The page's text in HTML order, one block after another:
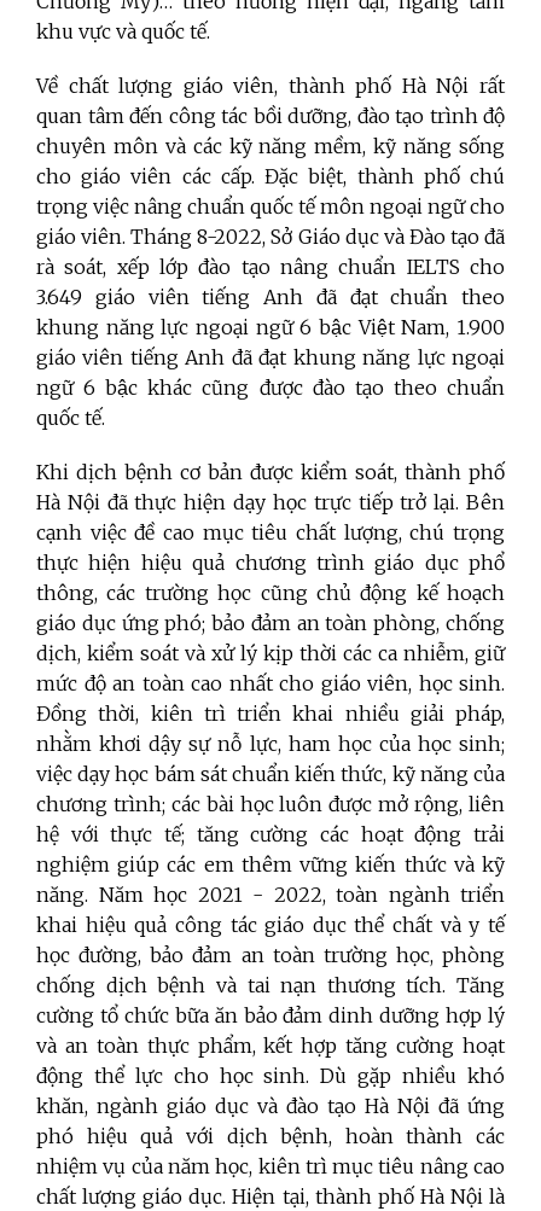
khu vực và quốc tế.
Về chất lượng giáo viên, thành phố Hà Nội rất
quan tâm đến công tác bồi dưỡng, đào tạo trình độ
chuyên môn và các kỹ năng mềm, kỹ năng sống
cho giáo viên các cấp. Đặc biệt, thành phố chú
trọng việc nâng chuẩn quốc tế môn ngoại ngữ cho
giáo viên. Tháng 8-2022, Sở Giáo dục và Đào tạo đã
rà soát, xếp lớp đào tạo nâng chuẩn IELTS cho
3.649 giáo viên tiếng Anh đã đạt chuẩn theo
khung năng lực ngoại ngữ 6 bậc Việt Nam, 1.900
giáo viên tiếng Anh đã đạt khung năng lực ngoại
ngữ 6 bậc khác cũng được đào tạo theo chuẩn
quốc tế.
Khi dịch bệnh cơ bản được kiểm soát, thành phố
Hà Nội đã thực hiện dạy học trực tiếp trở lại. Bên
cạnh việc đề cao mục tiêu chất lượng, chú trọng
thực hiện hiệu quả chương trình giáo dục phổ
thông, các trường học cũng chủ động kế hoạch
giáo dục ứng phó; bảo đảm an toàn phòng, chống
dịch, kiểm soát và xử lý kịp thời các ca nhiễm, giữ
mức độ an toàn cao nhất cho giáo viên, học sinh.
Đồng thời, kiên trì triển khai nhiều giải pháp,
nhằm khơi dậy sự nỗ lực, ham học của học sinh;
việc dạy học bám sát chuẩn kiến thức, kỹ năng của
chương trình; các bài học luôn được mở rộng, liên
hệ với thực tế; tăng cường các hoạt động trải
nghiệm giúp các em thêm vững kiến thức và kỹ
năng. Năm học 2021 - 2022, toàn ngành triển
khai hiệu quả công tác giáo dục thể chất và y tế
học đường, bảo đảm an toàn trường học, phòng
chống dịch bệnh và tai nạn thương tích. Tăng
cường tổ chức bữa ăn bảo đảm dinh dưỡng hợp lý
và an toàn thực phẩm, kết hợp tăng cường hoạt
động thể lực cho học sinh. Dù gặp nhiều khó
khăn, ngành giáo dục và đào tạo Hà Nội đã ứng
phó hiệu quả với dịch bệnh, hoàn thành các
nhiệm vụ của năm học, kiên trì mục tiêu nâng cao
chất lượng giáo dục. Hiện tại, thành phố Hà Nội là